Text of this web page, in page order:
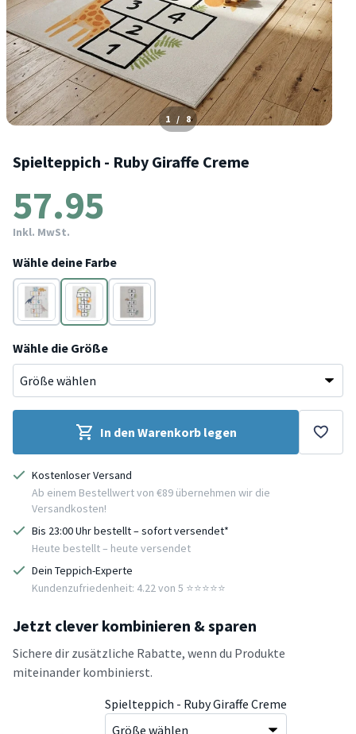
1 / 8
Spielteppich - Ruby Giraffe Creme
57.95
Inkl. MwSt.
Wähle deine Farbe
Creme Creme
Beige
Wähle die Größe
In den Warenkorb legen
Kostenloser Versand
Ab einem Bestellwert von €89 übernehmen wir die
Versandkosten!
Bis 23:00 Uhr bestellt – sofort versendet*
Heute bestellt – heute versendet
Dein Teppich-Experte
Kundenzufriedenheit: 4.22 von 5 ⭐️⭐️⭐️⭐️⭐️
Jetzt clever kombinieren & sparen
Sichere dir zusätzliche Rabatte, wenn du Produkte
miteinander kombinierst.
Spielteppich - Ruby Giraffe Creme